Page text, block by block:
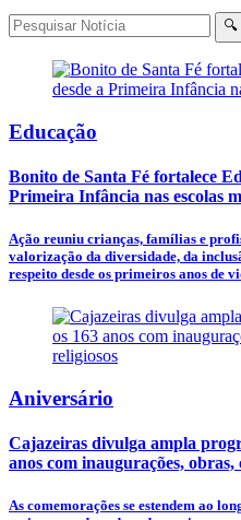
🔍
Educação
Bonito de Santa Fé fortalece
Primeira Infância nas escolas
Ação reuniu crianças, famílias e
valorização da diversidade, da
respeito desde os primeiros anos de
Aniversário
Cajazeiras divulga ampla
anos com inaugurações,
As comemorações se estendem ao